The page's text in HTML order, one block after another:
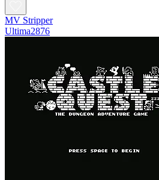
MV Stripper
Ultima2876